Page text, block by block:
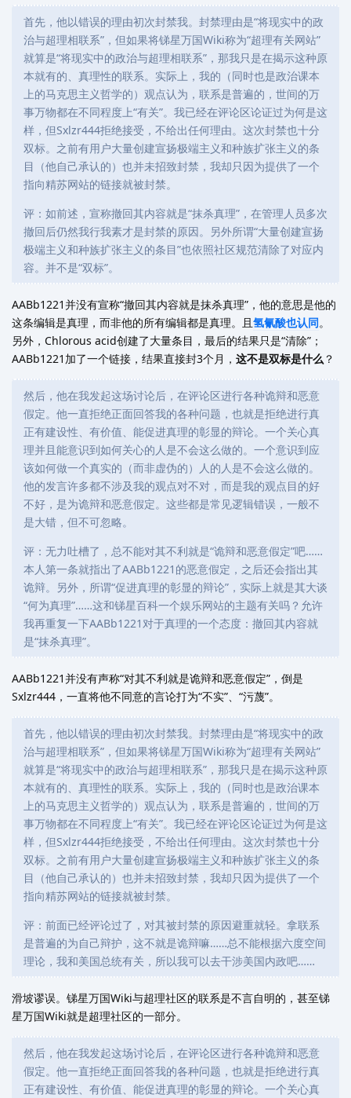
首先，他以错误的理由初次封禁我。封禁理由是“将现实中的政
治与超理相联系”，但如果将锑星万国Wiki称为“超理有关网站”
就算是“将现实中的政治与超理相联系”，那我只是在揭示这种原
本就有的、真理性的联系。实际上，我的（同时也是政治课本
上的马克思主义哲学的）观点认为，联系是普遍的，世间的万
事万物都在不同程度上“有关”。我已经在评论区论证过为何是这
样，但Sxlzr444拒绝接受，不给出任何理由。这次封禁也十分
双标。之前有用户大量创建宣扬极端主义和种族扩张主义的条
目（他自己承认的）也并未招致封禁，我却只因为提供了一个
指向精苏网站的链接就被封禁。
评：如前述，宣称撤回其内容就是“抹杀真理”，在管理人员多次
撤回后仍然我行我素才是封禁的原因。另外所谓“大量创建宣扬
极端主义和种族扩张主义的条目”也依照社区规范清除了对应内
容。并不是“双标”。
AABb1221并没有宣称“撤回其内容就是抹杀真理”，他的意思是他的
这条编辑是真理，而非他的所有编辑都是真理。且氢氰酸也认同。
另外，Chlorous acid创建了大量条目，最后的结果只是“清除”；
AABb1221加了一个链接，结果直接封3个月， 这不是双标是什么 ？
然后，他在我发起这场讨论后，在评论区进行各种诡辩和恶意
假定。他一直拒绝正面回答我的各种问题，也就是拒绝进行真
正有建设性、有价值、能促进真理的彰显的辩论。一个关心真
理并且能意识到如何关心的人是不会这么做的。一个意识到应
该如何做一个真实的（而非虚伪的）人的人是不会这么做的。
他的发言许多都不涉及我的观点对不对，而是我的观点目的好
不好，是为诡辩和恶意假定。这些都是常见逻辑错误，一般不
是大错，但不可忽略。
评：无力吐槽了，总不能对其不利就是“诡辩和恶意假定”吧……
本人第一条就指出了AABb1221的恶意假定，之后还会指出其
诡辩。另外，所谓“促进真理的彰显的辩论”，实际上就是其大谈
“何为真理”……这和锑星百科一个娱乐网站的主题有关吗？允许
我再重复一下AABb1221对于真理的一个态度：撤回其内容就
是“抹杀真理”。
AABb1221并没有声称“对其不利就是诡辩和恶意假定”，倒是
Sxlzr444，一直将他不同意的言论打为“不实”、“污蔑”。
首先，他以错误的理由初次封禁我。封禁理由是“将现实中的政
治与超理相联系”，但如果将锑星万国Wiki称为“超理有关网站”
就算是“将现实中的政治与超理相联系”，那我只是在揭示这种原
本就有的、真理性的联系。实际上，我的（同时也是政治课本
上的马克思主义哲学的）观点认为，联系是普遍的，世间的万
事万物都在不同程度上“有关”。我已经在评论区论证过为何是这
样，但Sxlzr444拒绝接受，不给出任何理由。这次封禁也十分
双标。之前有用户大量创建宣扬极端主义和种族扩张主义的条
目（他自己承认的）也并未招致封禁，我却只因为提供了一个
指向精苏网站的链接就被封禁。
评：前面已经评论过了，对其被封禁的原因避重就轻。拿联系
是普遍的为自己辩护，这不就是诡辩嘛……总不能根据六度空间
理论，我和美国总统有关，所以我可以去干涉美国内政吧……
滑坡谬误。锑星万国Wiki与超理社区的联系是不言自明的，甚至锑
星万国Wiki就是超理社区的一部分。
然后，他在我发起这场讨论后，在评论区进行各种诡辩和恶意
假定。他一直拒绝正面回答我的各种问题，也就是拒绝进行真
正有建设性、有价值、能促进真理的彰显的辩论。一个关心真